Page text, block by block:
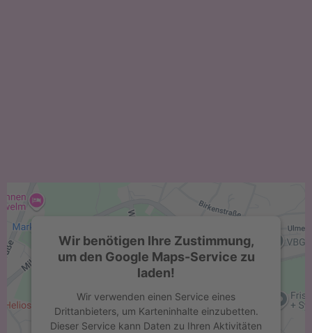
Wir benötigen Ihre Zustimmung,
um den Google Maps-Service zu
laden!
Wir verwenden einen Service eines
Drittanbieters, um Karteninhalte einzubetten.
Dieser Service kann Daten zu Ihren Aktivitäten